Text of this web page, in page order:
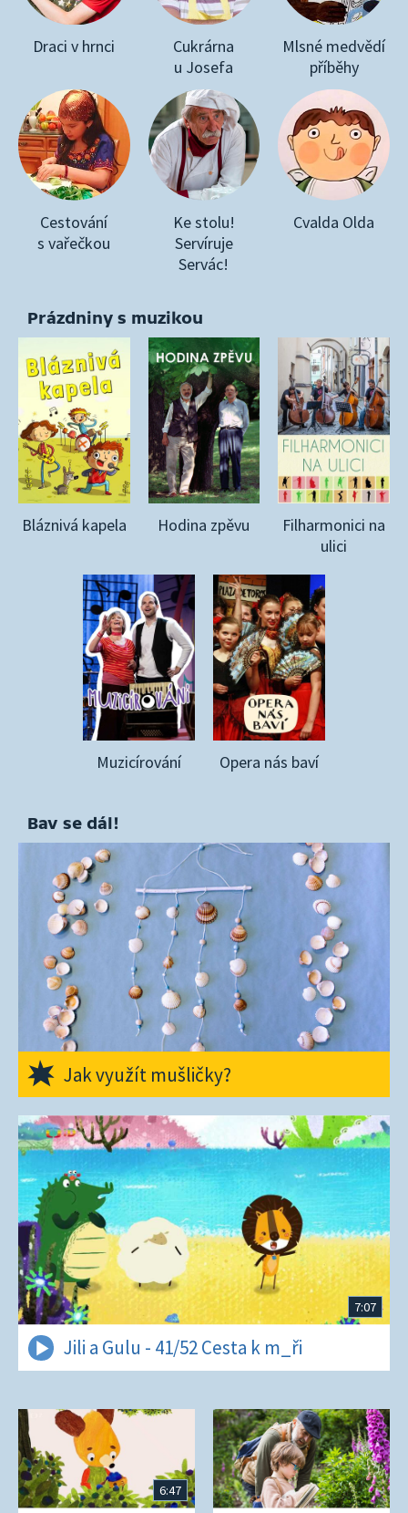
Draci v hrnci
Cukrárna
u Josefa
Mlsné medvědí
příběhy
Cestování
s vařečkou
Ke stolu!
Servíruje
Servác!
Cvalda Olda
Prázdniny s muzikou
Bláznivá kapela Hodina zpěvu
Filharmonici na
ulici
Muzicírování Opera nás baví
Bav se dál!
Jak využít mušličky?
7:07
Jili a Gulu - 41/52 Cesta k m_ři
6:47